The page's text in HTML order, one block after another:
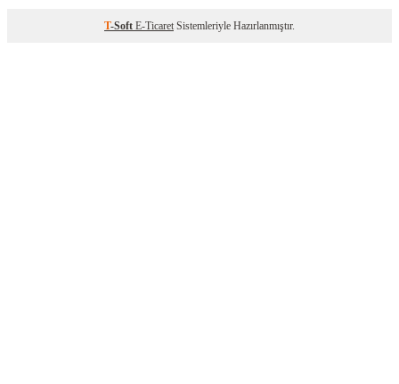
T-Soft E-Ticaret Sistemleriyle Hazırlanmıştır.